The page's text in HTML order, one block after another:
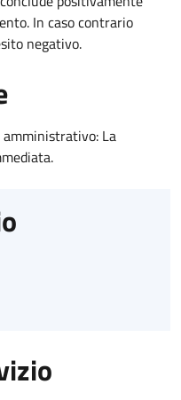
In caso contrario
negativo.
La